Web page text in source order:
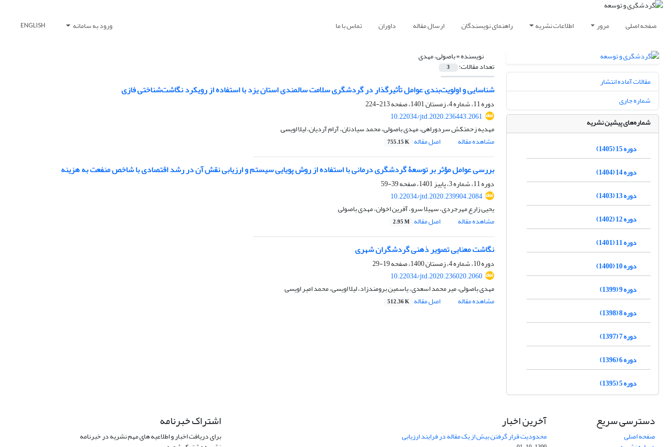
صفحه اصلی مرور اطلاعات نشریه راهنمای نویسندگان ارسال مقاله داوران تماس با ما ورود به سامانه ENGLISH
نویسنده =باصولی، مهدی
تعداد مقالات: 3
شناسایی و اولویت‌بندی عوامل تأثیرگذار در گردشگری سلامت سالمندی استان یزد با استفاده از رویکرد نگاشت‌شناختی فازی
دوره 11، شماره 4، زمستان 1401، صفحه
213-224
10.22034/jtd.2020.236443.2061
مهدیه زحمتکش سردوراهی، مهدی باصولی، محمد سیادتان، آرام آردیان، لیلا اویسی
مشاهده مقاله
اصل مقاله 755.15 K
بررسی عوامل مؤثر بر توسعۀ گردشگری درمانی با استفاده از روش پویایی سیستم و ارزیابی نقش آن در رشد اقتصادی با شاخص منفعت به هزینه
دوره 11، شماره 3، پاییز 1401، صفحه
39-59
10.22034/jtd.2020.239904.2084
یحیی زارع مهرجردی، سهیلا سرو، آفرین اخوان، مهدی باصولی
مشاهده مقاله
اصل مقاله 2.95 M
نگاشت معنایی تصویر ذهنی گردشگران شهری
دوره 10، شماره 4، زمستان 1400، صفحه
19-29
10.22034/jtd.2020.236020.2060
مهدی باصولی، میر محمد اسعدی، یاسمین برومندزاد، لیلا اویسی، محمد امیر اویسی
مشاهده مقاله
اصل مقاله 512.36 K
مقالات آماده انتشار
شماره جاری
شماره‌های پیشین نشریه
دوره 15 (1405)
دوره 14 (1404)
دوره 13 (1403)
دوره 12 (1402)
دوره 11 (1401)
دوره 10 (1400)
دوره 9 (1399)
دوره 8 (1398)
دوره 7 (1397)
دوره 6 (1396)
دوره 5 (1395)
دسترسی سریع
صفحه اصلی
آخرین اخبار
محدودیت قرار گرفتن بیش از یک مقاله در فرایند ارزیابی
اشتراک خبرنامه
برای دریافت اخبار و اطلاعیه های مهم نشریه در خبرنامه